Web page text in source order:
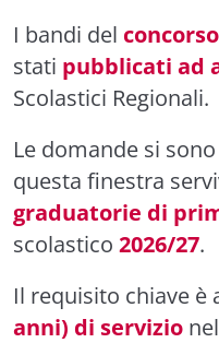
I bandi del
stati pubblicati ad
Scolastici Regionali.
Le domande si
questa finestra
graduatorie di
scolastico 2026/27.
Il requisito chiave è
anni) di servizio